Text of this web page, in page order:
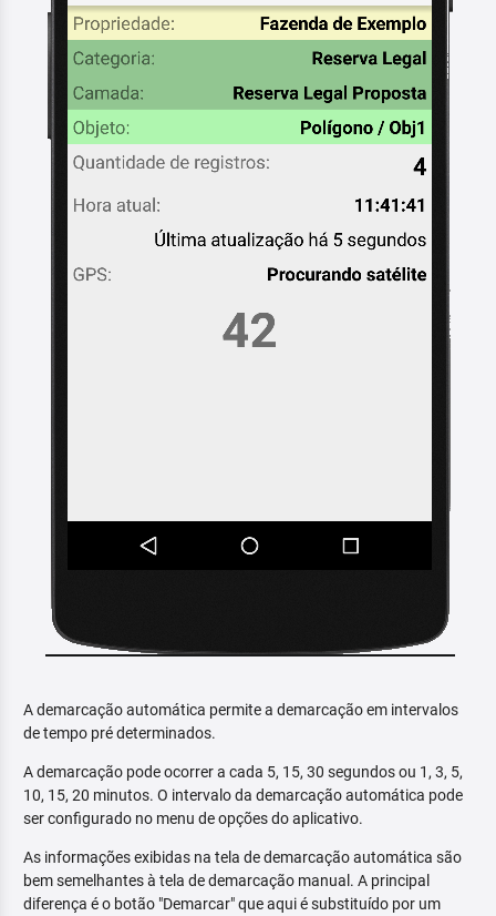
A demarcação automática permite a demarcação em intervalos
de tempo pré determinados.
A demarcação pode ocorrer a cada 5, 15, 30 segundos ou 1, 3, 5,
10, 15, 20 minutos. O intervalo da demarcação automática pode
ser configurado no menu de opções do aplicativo.
As informações exibidas na tela de demarcação automática são
bem semelhantes à tela de demarcação manual. A principal
diferença é o botão "Demarcar" que aqui é substituído por um